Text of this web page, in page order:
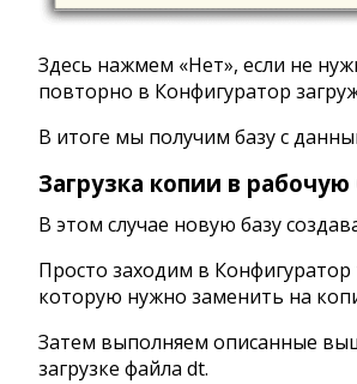
Здесь нажмем «Нет», если не
повторно в Конфигуратор
В итоге мы получим базу с
Загрузка копии в рабочую
В этом случае новую базу
Просто заходим в Конфигуратор
которую нужно заменить на
Затем выполняем описанные
загрузке файла dt.